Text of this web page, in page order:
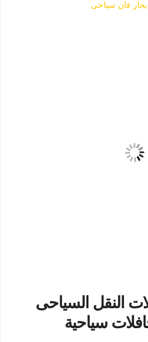
ايجار فان سياحى
النقل السياحى
سياحية